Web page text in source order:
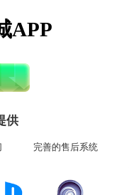
APP
供
完善的售后系统